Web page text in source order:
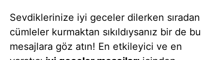
Sevdiklerinize iyi geceler dilerken sıradan
cümleler kurmaktan sıkıldıysanız bir de bu
mesajlara göz atın! En etkileyici ve en